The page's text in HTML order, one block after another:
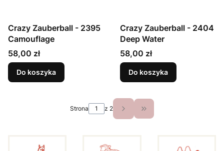
Crazy Zauberball - 2395
Camouflage
Cena
58,00 zł
Do koszyka
Crazy Zauberball - 2404
Deep Water
Cena
58,00 zł
Do koszyka
Strona z 2 Przejdź do ostatniej